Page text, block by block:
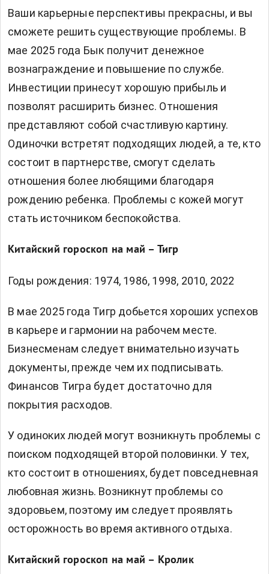
Ваши карьерные перспективы прекрасны, и вы
сможете решить существующие проблемы. В
мае 2025 года Бык получит денежное
вознаграждение и повышение по службе.
Инвестиции принесут хорошую прибыль и
позволят расширить бизнес. Отношения
представляют собой счастливую картину.
Одиночки встретят подходящих людей, а те, кто
состоит в партнерстве, смогут сделать
отношения более любящими благодаря
рождению ребенка. Проблемы с кожей могут
стать источником беспокойства.
Китайский гороскоп на май – Тигр
Годы рождения: 1974, 1986, 1998, 2010, 2022
В мае 2025 года Тигр добьется хороших успехов
в карьере и гармонии на рабочем месте.
Бизнесменам следует внимательно изучать
документы, прежде чем их подписывать.
Финансов Тигра будет достаточно для
покрытия расходов.
У одиноких людей могут возникнуть проблемы с
поиском подходящей второй половинки. У тех,
кто состоит в отношениях, будет повседневная
любовная жизнь. Возникнут проблемы со
здоровьем, поэтому им следует проявлять
осторожность во время активного отдыха.
Китайский гороскоп на май – Кролик